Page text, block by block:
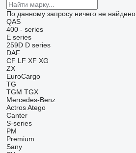
По данному запросу ничего не найдено
QAS
400 - series
E series
259D D series
DAF
CF LF XF XG
ZX
EuroCargo
TG
TGM TGX
Mercedes-Benz
Actros Atego
Canter
S-series
PM
Premium
Sany